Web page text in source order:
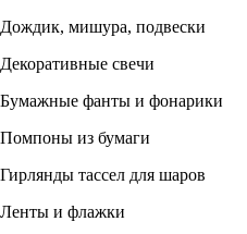
Дождик, мишура, подвески
Декоративные свечи
Бумажные фанты и фонарики
Помпоны из бумаги
Гирлянды тассел для шаров
Ленты и флажки